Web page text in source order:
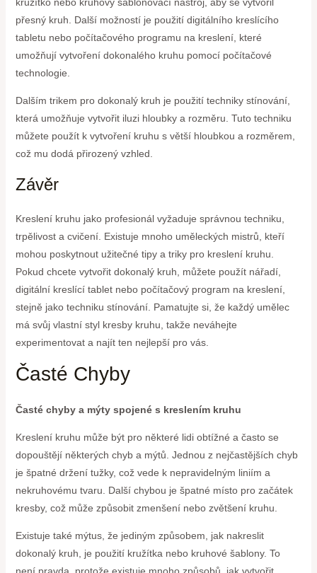
přesný kruh. Další možností je použití digitálního kreslícího
tabletu nebo počítačového programu na kreslení, které
umožňují vytvoření dokonalého kruhu pomocí počítačové
technologie.
Dalším trikem pro dokonalý kruh je použití techniky stínování,
která umožňuje vytvořit iluzi hloubky a rozměru. Tuto techniku
můžete použít k vytvoření kruhu s větší hloubkou a rozměrem,
což mu dodá přirozený vzhled.
Závěr
Kreslení kruhu jako profesionál vyžaduje správnou techniku,
trpělivost a cvičení. Existuje mnoho uměleckých mistrů, kteří
mohou poskytnout užitečné tipy a triky pro kreslení kruhu.
Pokud chcete vytvořit dokonalý kruh, můžete použít nářadí,
digitální kreslící tablet nebo počítačový program na kreslení,
stejně jako techniku stínování. Pamatujte si, že každý umělec
má svůj vlastní styl kresby kruhu, takže neváhejte
experimentovat a najít ten nejlepší pro vás.
Časté Chyby
Časté chyby a mýty spojené s kreslením kruhu
Kreslení kruhu může být pro některé lidi obtížné a často se
dopouštějí některých chyb a mýtů. Jednou z nejčastějších chyb
je špatné držení tužky, což vede k nepravidelným liniím a
nekruhovému tvaru. Další chybou je špatné místo pro začátek
kresby, což může způsobit zmenšení nebo zvětšení kruhu.
Existuje také mýtus, že jediným způsobem, jak nakreslit
dokonalý kruh, je použití kružítka nebo kruhové šablony. To
není pravda, protože existuje mnoho způsobů, jak vytvořit